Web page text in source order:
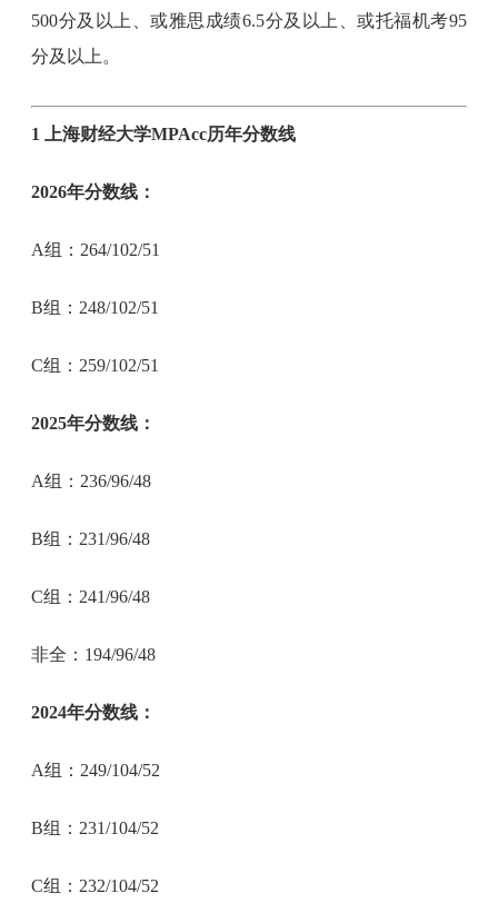
500分及以上、或雅思成绩6.5分及以上、或托福机考95
分及以上。
1 上海财经大学MPAcc历年分数线
2026年分数线：
A组：264/102/51
B组：248/102/51
C组：259/102/51
2025年分数线：
A组：236/96/48
B组：231/96/48
C组：241/96/48
非全：194/96/48
2024年分数线：
A组：249/104/52
B组：231/104/52
C组：232/104/52